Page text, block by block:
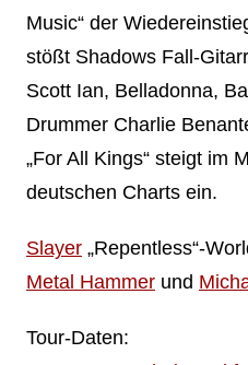
Music“ der
stößt Shadows Fall-
Scott Ian, Belladonna,
Drummer Charlie
„For All Kings“ steigt im
deutschen Charts ein.
Slayer„Repentless“-
Metal Hammerund
Tour-Daten: